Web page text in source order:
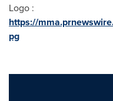
Logo :
https://
pg